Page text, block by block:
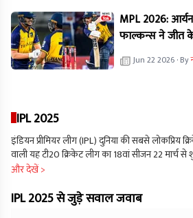
MPL 2026:
फाल्कन्स ने जीत
Jun 22 2026 · By
IPL 2025
इंडियन प्रीमियर लीग (IPL) दुनिया की सबसे लोकप्रिय
वाली यह टी20 क्रिकेट लीग का 18वां सीजन 22 मार्च
आईपीएल में 10 टीमें हिस्सा ले रही हैं। इस लीग में
से जुडी रही हैं। साल 2024 की तुलना में जब हम 2025
तो इनमें काफी बदलाव नजर आता है. इसका कारण 24
और देखें >
IPL 2025 से जुड़े सवाल जवाब